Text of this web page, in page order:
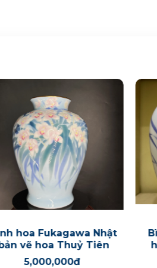
Bình hoa Fukagawa vẽ
hoa lan Irys tinh tế và
sang trọng
1,700,000đ